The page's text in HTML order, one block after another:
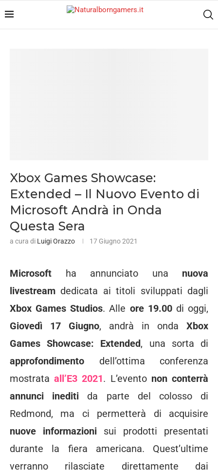
Xbox Games Showcase:
Extended – Il Nuovo Evento di
Microsoft Andrà in Onda
Questa Sera
a cura di Luigi Orazzo 17 Giugno 2021
Microsoft ha annunciato una nuova
livestream dedicata ai titoli sviluppati dagli
Xbox Games Studios. Alle ore 19.00di oggi,
Giovedì 17 Giugno, andrà in onda Xbox
Games Showcase: Extended, una sorta di
approfondimento dell’ottima conferenza
mostrataall’E3 2021. L’evento non conterrà
annunci inediti da parte del colosso di
Redmond, ma ci permetterà di acquisire
nuove informazioni sui prodotti presentati
durante la fiera americana. Quest’ultime
verranno rilasciate direttamente dai